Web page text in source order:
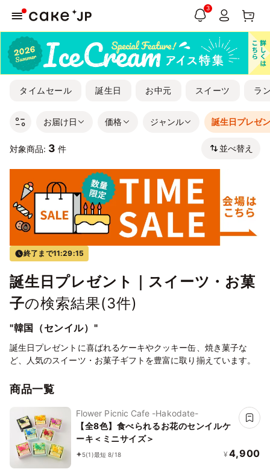
3
タイムセール 誕生日 お中元 スイーツ ラ
お届け日 価格 ジャンル 誕生日プレゼ
対象商品: 3 件 並べ替え
終了まで11:29:15
誕生日プレゼント｜スイーツ・お菓
子の検索結果(3件)
"韓国（センイル）"
誕生日プレゼントに喜ばれるケーキやクッキー缶、焼き菓子な
ど、人気のスイーツ・お菓子ギフトを豊富に取り揃えています。
商品一覧
Flower Picnic Cafe -Hakodate-
【全8色】食べられるお花のセンイルケ
ーキ＜ミニサイズ＞
5(1)最短 8/18 ¥ 4,900